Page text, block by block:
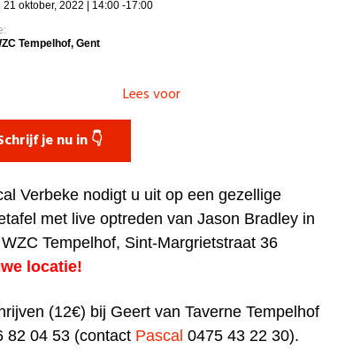
21 oktober, 2022 | 14:00 -17:00
Tempelhof, Gent
Lees voor
je nu in 👇
Verbeke nodigt u uit op een gezellige
met live optreden van Jason Bradley in
Tempelhof, Sint-Margrietstraat 36
locatie!
(12€) bij Geert van Taverne Tempelhof
82 04 53 (contact Pascal 0475 43 22 30).